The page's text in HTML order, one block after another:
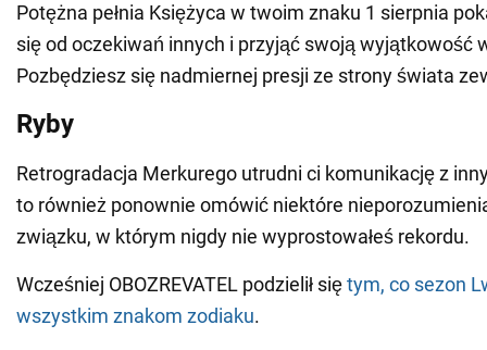
Potężna pełnia Księżyca w twoim znaku 1 sierpnia
się od oczekiwań innych i przyjąć swoją wyjątkowość
Pozbędziesz się nadmiernej presji ze strony świata
Ryby
Retrogradacja Merkurego utrudni ci komunikację z
to również ponownie omówić niektóre
związku, w którym nigdy nie wyprostowałeś rekordu.
Wcześniej OBOZREVATEL podzielił siętym, co sezon
wszystkim znakom zodiaku.